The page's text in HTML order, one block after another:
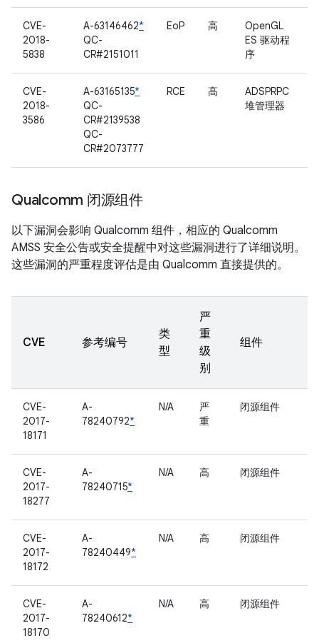
CVE-
2018-
5838
A-63146462*
QC-
CR#2151011
EoP 高
OpenGL
ES 驱动程
序
CVE-
2018-
3586
A-63165135*
QC-
CR#2139538
QC-
CR#2073777
RCE 高
ADSPRPC
堆管理器
Qualcomm 闭源组件
以下漏洞会影响 Qualcomm 组件，相应的 Qualcomm
AMSS 安全公告或安全提醒中对这些漏洞进行了详细说明。
这些漏洞的严重程度评估是由 Qualcomm 直接提供的。
CVE 参考编号
类
型
严
重
级
别
组件
CVE-
2017-
18171
A-
78240792*
N/A
严
重
闭源组件
CVE-
2017-
18277
A-
78240715*
N/A 高 闭源组件
CVE-
2017-
18172
A-
78240449*
N/A 高 闭源组件
CVE-
2017-
18170
A-
78240612*
N/A 高 闭源组件